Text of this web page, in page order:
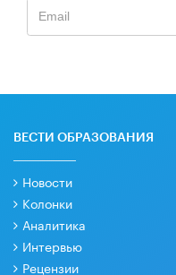
ВЕСТИ ОБРАЗОВАНИЯ
Новости
Колонки
Аналитика
Интервью
Рецензии